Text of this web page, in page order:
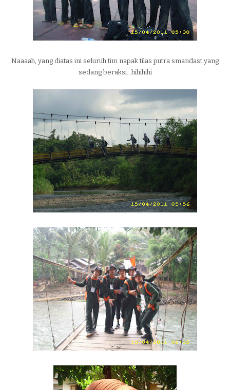
Naaaah, yang diatas ini seluruh tim napak tilas putra smandast yang
sedang beraksi...hihihihi